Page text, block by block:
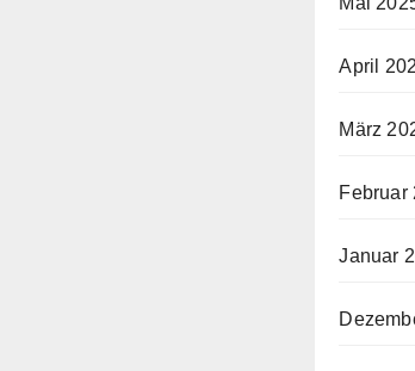
April
März
Februar
Januar